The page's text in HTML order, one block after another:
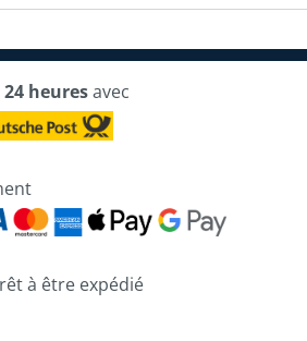
24 heuresavec
à être expédié